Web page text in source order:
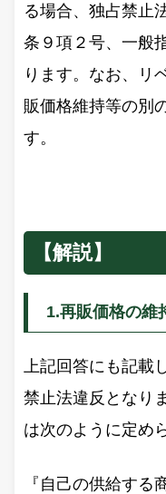
る場合、独占禁止
条９項２号、一般
ります。なお、リ
販価格維持等の別
す。
【解説】
1.再販価格の維
上記回答にも記載
禁止法違反となり
は次のように定め
『自己の供給する